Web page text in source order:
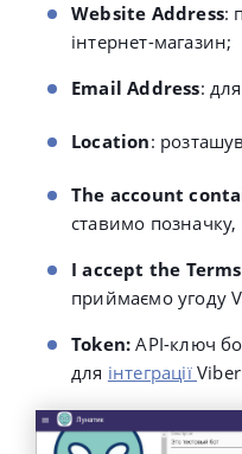
Website Address:
інтернет-магазин;
Email Address:
Location:
The account
ставимо
I accept the
приймаємо угоду
Token:API-ключ
для інтеграціїViber